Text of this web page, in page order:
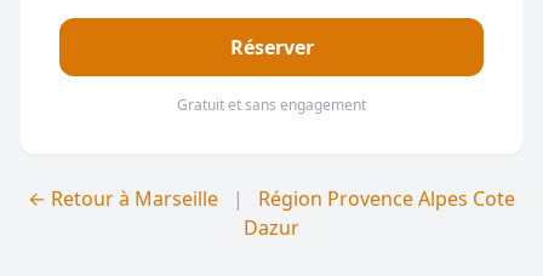
Réserver
Gratuit et sans engagement
← Retour à Marseille |
Région Provence Alpes Cote
Dazur